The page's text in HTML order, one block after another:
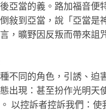
亞當的義。路加福音便
敍到亞當，說「亞當是
，曠野因反叛而帶來詛
不同的角色，引誘、迫
出現：甚至扮作光明天
以控訴者控訴我們：